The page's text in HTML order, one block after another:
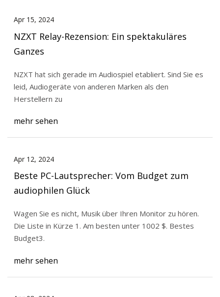
Apr 15, 2024
NZXT Relay-Rezension: Ein spektakuläres
Ganzes
NZXT hat sich gerade im Audiospiel etabliert. Sind Sie es
leid, Audiogeräte von anderen Marken als den
Herstellern zu
mehr sehen
Apr 12, 2024
Beste PC-Lautsprecher: Vom Budget zum
audiophilen Glück
Wagen Sie es nicht, Musik über Ihren Monitor zu hören.
Die Liste in Kürze 1. Am besten unter 1002 $. Bestes
Budget3.
mehr sehen